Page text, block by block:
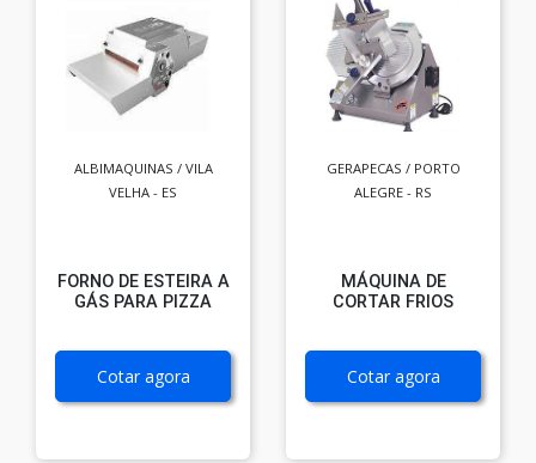
ALBIMAQUINAS / VILA
VELHA - ES
FORNO DE ESTEIRA A
GÁS PARA PIZZA
Cotar agora
GERAPECAS / PORTO
ALEGRE - RS
MÁQUINA DE
CORTAR FRIOS
Cotar agora